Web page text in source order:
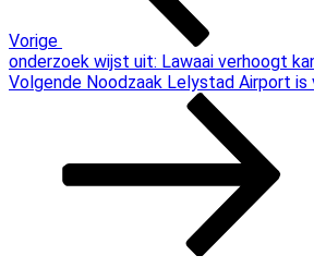
Vorige
onderzoek wijst uit: Lawaai verhoogt
Volgend
Volgende Noodzaak Lelystad Airport is